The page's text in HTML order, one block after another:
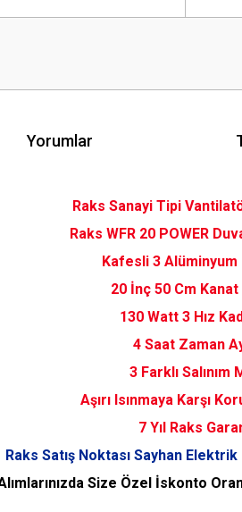
Yorumlar
Raks Sanayi Tipi
Raks WFR 20 POWER
Kafesli 3
20 İnç 50 Cm Kanat
130 Watt 3 Hız
4 Saat Zaman
3 Farklı Salınım
Aşırı Isınmaya Karşı
7 Yıl Raks
Raks Satış Noktası Sayhan
Size Özel İskonto